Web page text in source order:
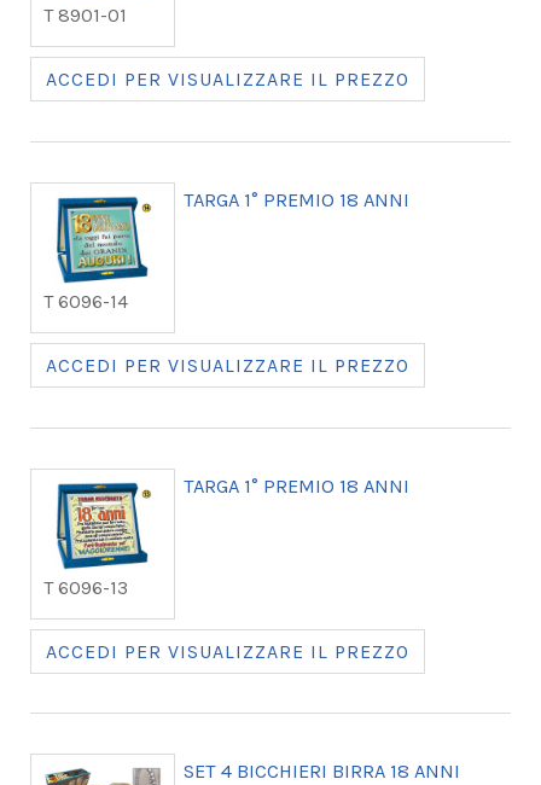
T 8901-01
ACCEDI PER VISUALIZZARE IL PREZZO
T 6096-14
TARGA 1° PREMIO 18 ANNI
ACCEDI PER VISUALIZZARE IL PREZZO
T 6096-13
TARGA 1° PREMIO 18 ANNI
ACCEDI PER VISUALIZZARE IL PREZZO
SET 4 BICCHIERI BIRRA 18 ANNI